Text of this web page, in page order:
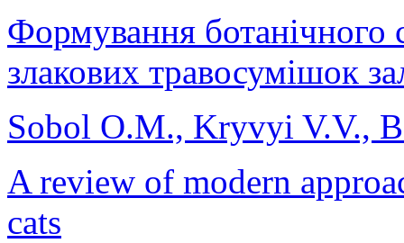
Формування ботанічного
злакових травосумішок
Sobol O.M., Kryvyi V.V.,
A review of modern
cats